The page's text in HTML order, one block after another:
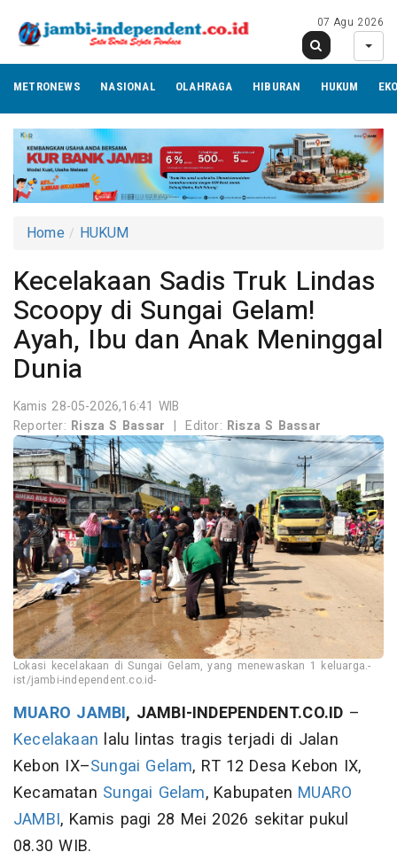
07 Agu 2026
METRONEWS NASIONAL OLAHRAGA HIBURAN HUKUM
Home HUKUM
Kecelakaan Sadis Truk Lindas
Scoopy di Sungai Gelam!
Ayah, Ibu dan Anak Meninggal
Dunia
Kamis 28-05-2026,16:41 WIB
Reporter: Risza S Bassar | Editor: Risza S Bassar
Lokasi kecelakaan di Sungai Gelam, yang menewaskan 1 keluarga.-
ist/jambi-independent.co.id-
MUARO JAMBI, JAMBI-INDEPENDENT.CO.ID –
Kecelakaan lalu lintas tragis terjadi di Jalan
Kebon IX–Sungai Gelam, RT 12 Desa Kebon IX,
Kecamatan Sungai Gelam, Kabupaten MUARO
JAMBI, Kamis pagi 28 Mei 2026 sekitar pukul
08.30 WIB.